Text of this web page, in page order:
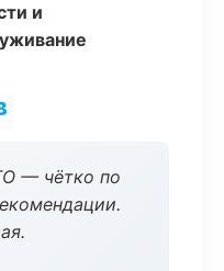
и
— чётко по